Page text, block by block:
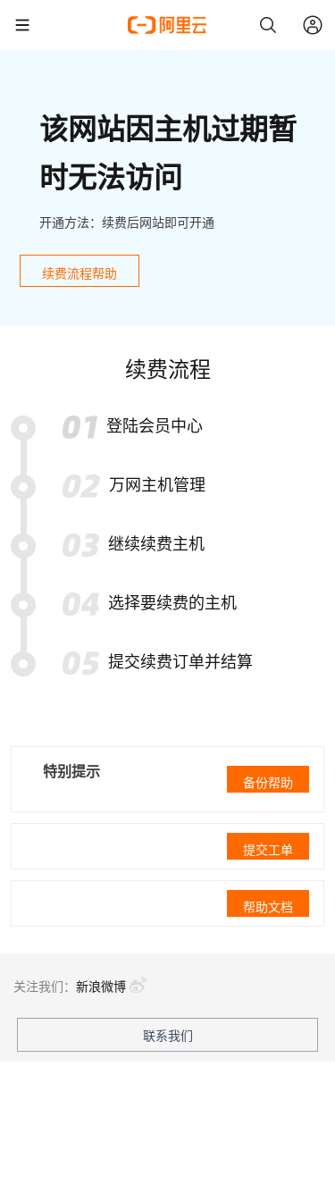
该网站因主机过期暂
时无法访问
开通方法：续费后网站即可开通
续费流程帮助
续费流程
登陆会员中心
万网主机管理
继续续费主机
选择要续费的主机
提交续费订单并结算
特别提示
备份帮助
提交工单
帮助文档